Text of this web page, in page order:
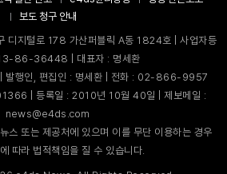
보도 청구 안내
디지털로 178 가산퍼블릭 A동 1824호 | 사업자등
86-36448 | 대표자 : 명세환
| 발행인, 편집인 : 명세환 | 전화 : 02-866-9957
| 등록일 : 2010년 10월 40일 | 제보메일 :
news@e4ds.com
스 또는 제공처에 있으며 이를 무단 이용하는 경우
따라 법적책임을 질 수 있습니다.